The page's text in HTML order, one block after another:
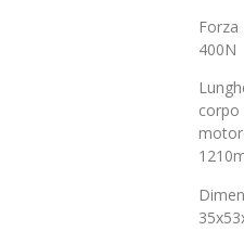
Forza
400N
corpo